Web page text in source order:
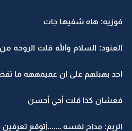
فوزيه: هاه شفيها جات
العنود: السلام والله قلت الروحه
احد بهبلهم على ان عميمههه ما
فعشان كذا قلت أجي أحسن
الريم: مداح نفسه .......أتوقع تعرفين